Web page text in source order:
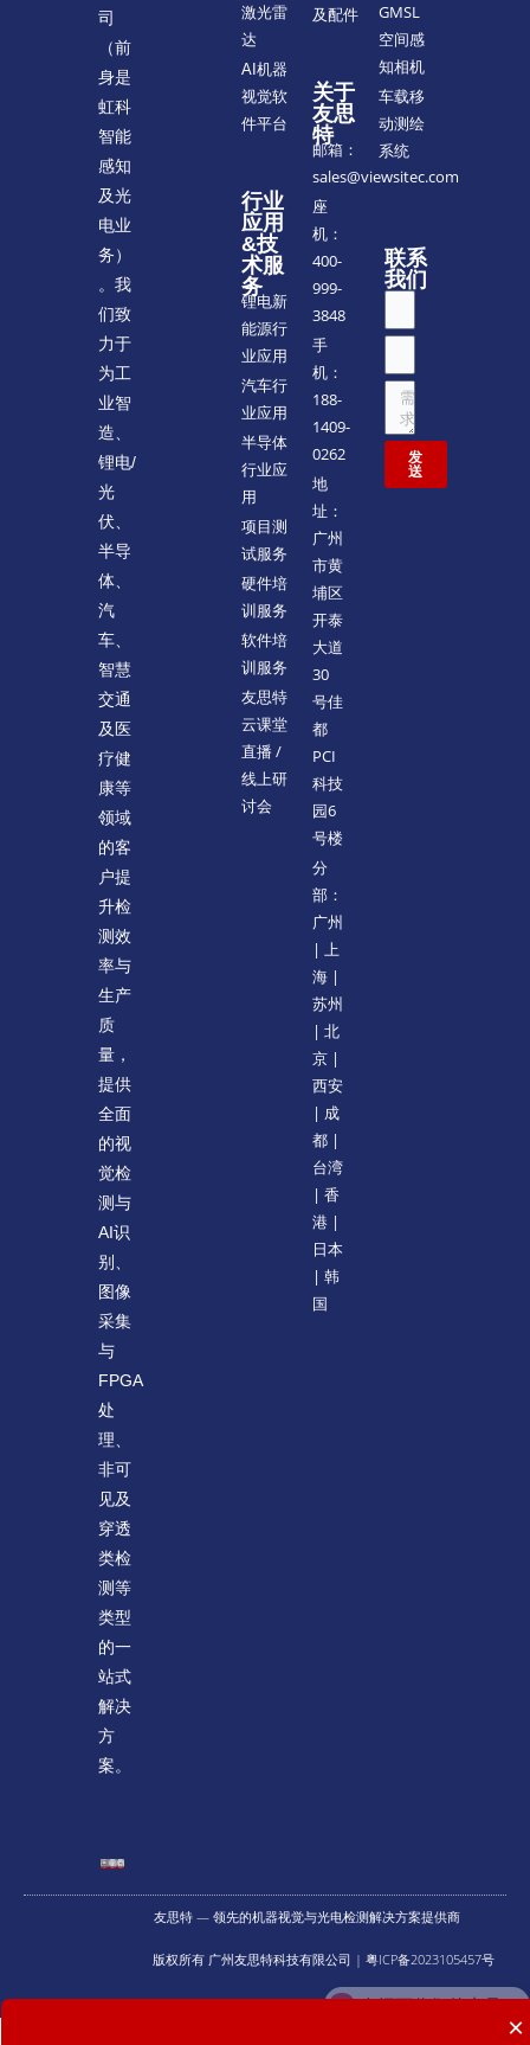
司
（前
身是
虹科
智能
感知
及光
电业
务）
。我
们致
力于
为工
业智
造、
锂电/
光
伏、
半导
体、
汽
车、
智慧
交通
及医
疗健
康等
领域
的客
户提
升检
测效
率与
生产
质
量，
提供
全面
的视
觉检
测与
AI识
别、
图像
采集
与
FPGA
处
理、
非可
见及
穿透
类检
测等
类型
的一
站式
解决
方
案。
激光雷
达
AI机器
视觉软
件平台
行业
应用
&技
术服
务
锂电新
能源行
业应用
汽车行
业应用
半导体
行业应
用
项目测
试服务
硬件培
训服务
软件培
训服务
友思特
云课堂
直播 /
线上研
讨会
及配件
关于
友思
特
邮箱：
sales@viewsitec.com
座
机：
400-
999-
3848
手
机：
188-
1409-
0262
地
址：
广州
市黄
埔区
开泰
大道
30
号佳
都
PCI
科技
园6
号楼
分
部：
广州
| 上
海 |
苏州
| 北
京 |
西安
| 成
都 |
台湾
| 香
港 |
日本
| 韩
国
GMSL
空间感
知相机
车载移
动测绘
系统
联系
我们
发
送
友思特 — 领先的机器视觉与光电检测解决方案提供商
版权所有 广州友思特科技有限公司 | 粤ICP备2023105457号
提供什么技术服务？
×